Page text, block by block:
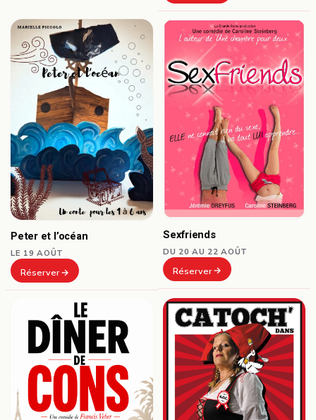
Peter et l’océan
LE 19 AOÛT
Réserver
Sexfriends
DU 20 AU 22 AOÛT
Réserver